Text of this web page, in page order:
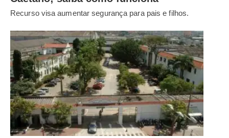
Recurso visa aumentar segurança para pais e filhos.